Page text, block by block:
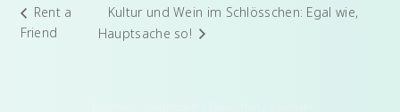
Rent a
Friend
Kultur und Wein im Schlösschen: Egal wie,
Hauptsache so!